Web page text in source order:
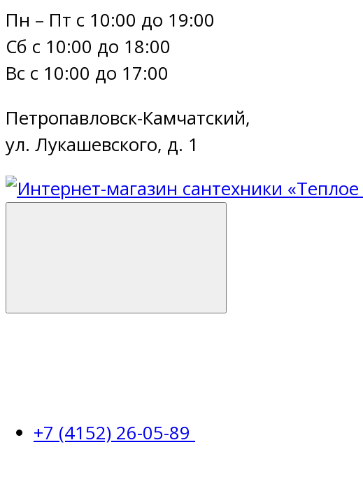
Пн – Пт с 10:00 до 19:00
Сб с 10:00 до 18:00
Вс с 10:00 до 17:00
Петропавловск-Камчатский,
ул. Лукашевского, д. 1
+7 (4152) 26-05-89